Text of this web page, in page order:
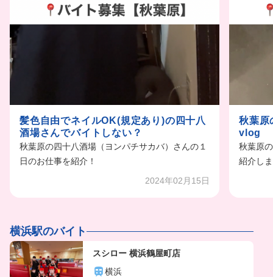
髪色自由でネイルOK(規定あり)の四十八
酒場さんでバイトしない？
秋葉原の四十八酒場（ヨンパチサカバ）さんの１
日のお仕事を紹介！
2024年02月15日
秋葉原
vlog
秋葉原
紹介し
横浜駅のバイト
スシロー 横浜鶴屋町店
横浜